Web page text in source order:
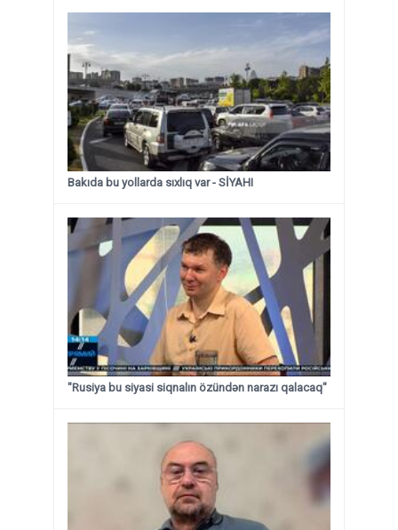
Bakıda bu yollarda sıxlıq var - SİYAHI
"Rusiya bu siyasi siqnalın özündən narazı qalacaq"